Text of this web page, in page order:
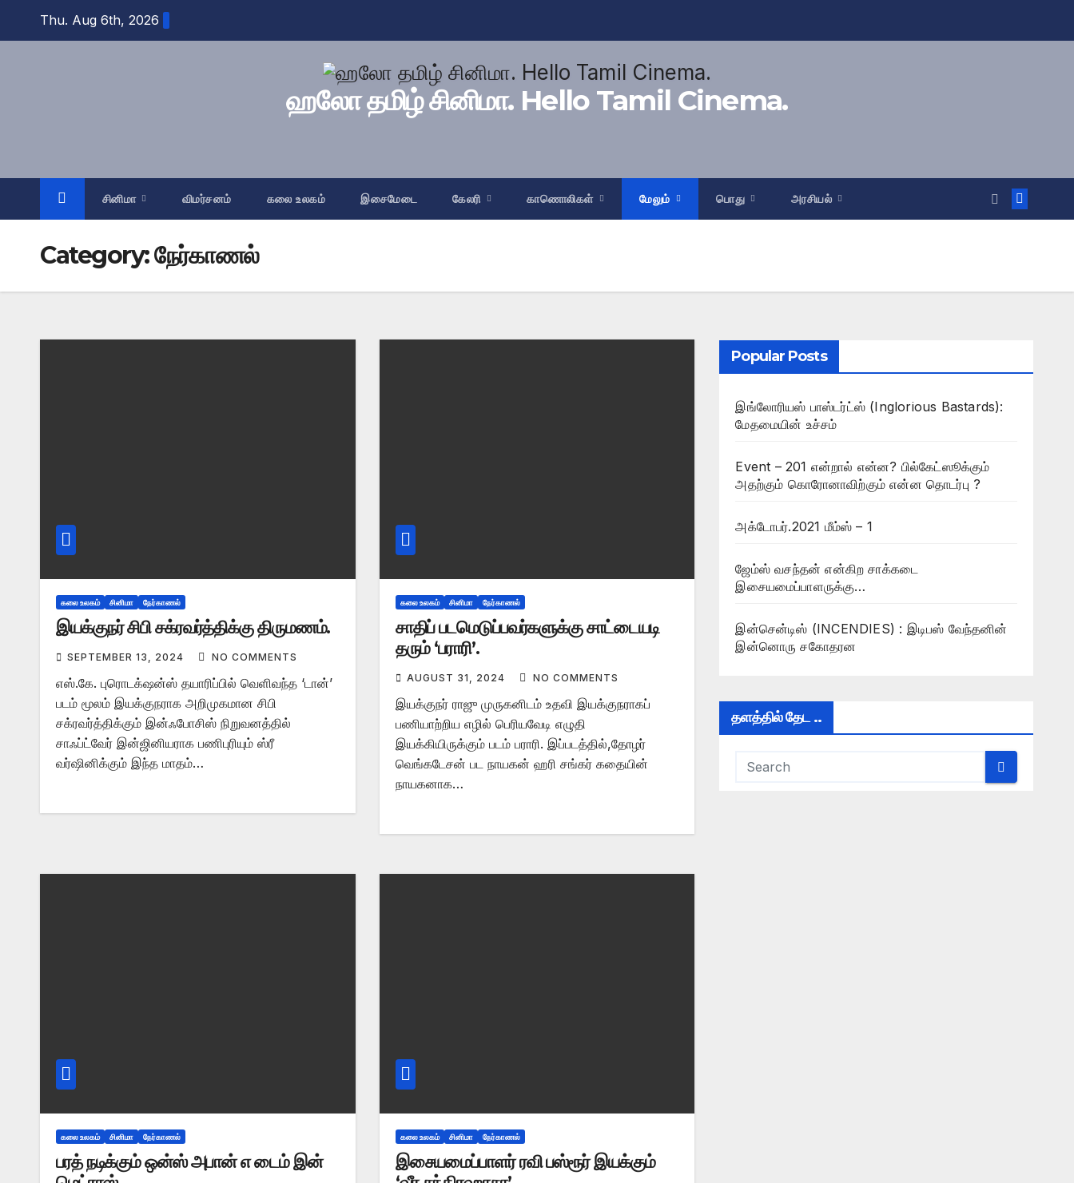
Thu. Aug 6th, 2026
ஹலோ தமிழ் சினிமா. Hello Tamil Cinema.
சினிமா விமர்சனம் கலை உலகம் இசைமேடை கேலரி காணொலிகள் மேலும் பொது அரசியல்
Category:நேர்காணல்
கலை உலகம் சினிமா நேர்காணல்
இயக்குநர் சிபி சக்ரவர்த்திக்கு திருமணம்.
SEPTEMBER 13, 2024 NO COMMENTS
எஸ்.கே. புரொடக்‌ஷன்ஸ் தயாரிப்பில் வெளிவந்த ‘டான்’
படம் மூலம் இயக்குநராக அறிமுகமான சிபி
சக்ரவர்த்திக்கும் இன்ஃபோசிஸ் நிறுவனத்தில்
சாஃப்ட்வேர் இன்ஜினியராக பணிபுரியும் ஸ்ரீ
வர்ஷினிக்கும் இந்த மாதம்…
கலை உலகம் சினிமா நேர்காணல்
சாதிப் படமெடுப்பவர்களுக்கு சாட்டையடி
தரும் ‘பராரி’.
AUGUST 31, 2024 NO COMMENTS
இயக்குநர் ராஜு முருகனிடம் உதவி இயக்குநராகப்
பணியாற்றிய எழில் பெரியவேடி எழுதி
இயக்கியிருக்கும் படம் பராரி. இப்படத்தில்,தோழர்
வெங்கடேசன் பட நாயகன் ஹரி சங்கர் கதையின்
நாயகனாக…
கலை உலகம் சினிமா நேர்காணல்
பரத் நடிக்கும் ஒன்ஸ் அபான் எ டைம் இன்
கலை உலகம் சினிமா நேர்காணல்
இசையமைப்பாளர் ரவி பஸ்ரூர் இயக்கும்
Popular Posts
இங்லோரியஸ் பாஸ்டர்ட்ஸ் (Inglorious Bastards):
மேதமையின் உச்சம்
Event – 201 என்றால் என்ன? பில்கேட்ஸூக்கும்
அதற்கும் கொரோனாவிற்கும் என்ன தொடர்பு ?
அக்டோபர்.2021 மீம்ஸ் – 1
ஜேம்ஸ் வசந்தன் என்கிற சாக்கடை
இசையமைப்பாளருக்கு…
இன்சென்டிஸ் (INCENDIES) : இடிபஸ் வேந்தனின்
இன்னொரு சகோதரன
தளத்தில் தேட ..